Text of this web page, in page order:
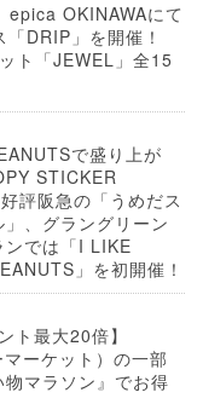
OKINAWAにて
DRIP」を開催！
ト「JEWEL」全15
で盛り上が
STICKER
評阪急の「うめだス
、グラングリーン
ンでは「I LIKE
」を初開催！
ト最大20倍】
ーケット）の一部
マラソン』でお得